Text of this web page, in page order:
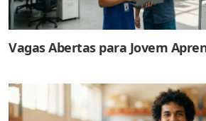
Vagas Abertas para Jovem